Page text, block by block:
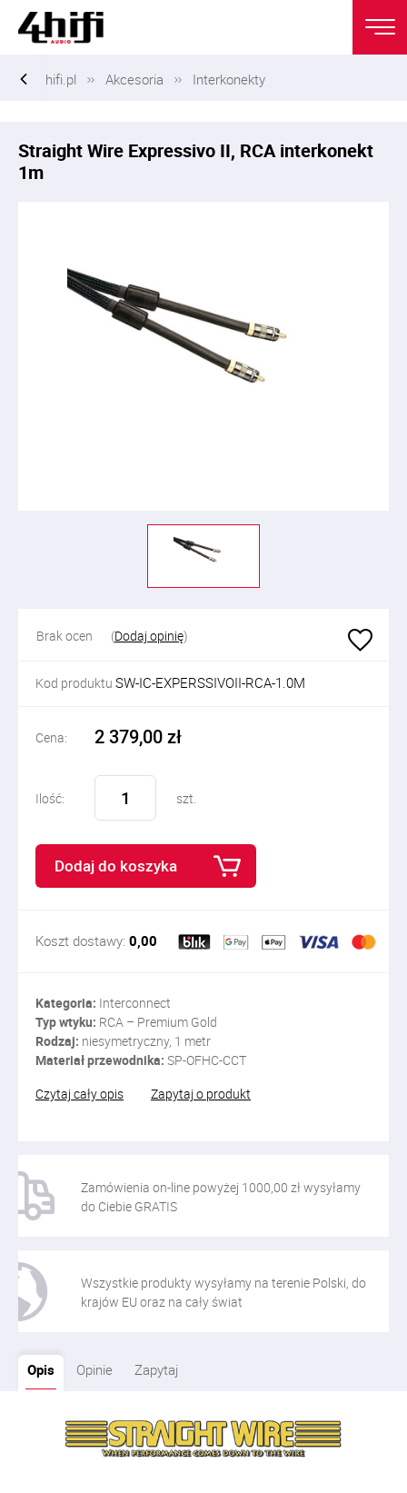
hifi.pl Akcesoria Interkonekty
Straight Wire Expressivo II, RCA interkonekt
1m
Brak ocen (Dodaj opinię)
Kod produktu SW-IC-EXPERSSIVOII-RCA-1.0M
Cena: 2 379,00 zł
Ilość: szt.
Dodaj do koszyka
Koszt dostawy: 0,00
Kategoria: Interconnect
Typ wtyku: RCA – Premium Gold
Rodzaj: niesymetryczny, 1 metr
Materiał przewodnika: SP-OFHC-CCT
Czytaj cały opis
Zapytaj o produkt
Zamówienia on-line powyżej 1000,00 zł wysyłamy
do Ciebie GRATIS
Wszystkie produkty wysyłamy na terenie Polski, do
krajów EU oraz na cały świat
Opis Opinie Zapytaj